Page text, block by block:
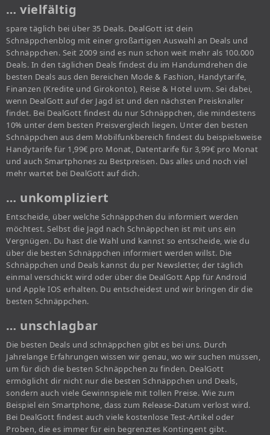
… vielfältig
spare täglich bei über 35 Deals. DealGott ist dein
Schnäppchenblog mit einer großartigen Auswahl an Deals und
Schnäppchen. Seit 2009 sind es nun schon weit mehr als 100.000
Deals. In den täglichen Deals findest du im Handumdrehen die
besten Deals aus den Bereichen Mode & Fashion, Handytarife,
Finanzen (Kredite und Girokonto), Reise & Hotel uvm. Sei dabei,
wenn DealGott auf der Jagd ist und den nächsten Preisknaller
findet. Bei DealGott findest du nur Schnäppchen, die mindestens
10% unter dem besten Preisvergleich liegen. Unter den besten
Schnäppchen aus dem Mobilfunkbereich findest du beispielsweise
Handytarife für 1,99€ pro Monat, Datentarife für 3,99€ pro Monat
und auch Smartphones zu Bestpreisen. Das alles und noch viel
mehr wartet bei DealGott auf dich.
… unkompliziert
Entscheide, über welche Schnäppchen du informiert werden
möchtest. Selbst die Jagd nach Schnäppchen ist mit uns ein
Vergnügen. Du hast die Wahl und kannst so entscheide, wie du
über die besten Schnäppchen informiert werden willst. Die
Schnäppchen und Deals kannst du per Newsletter, der täglich
einmal verschickt wird oder über die DealGott App für Android
und Apple IOS erhalten. Du entscheidest und wir bringen dir die
besten Schnäppchen.
… unschlagbar
Die besten Deals und schnäppchen gibt es bei uns. Durch
Jahrelange Erfahrungen wissen wir genau, wo wir suchen müssen,
um für dich die besten Schnäppchen zu finden. DealGott
ermöglicht dir nicht nur die besten Schnäppchen und Deals,
sondern auch viele Gewinnspiele mit tollen Preise. Wie zum
Beispiel ein Smartphone, dass zum Release-Datum verlost wird.
Bei DealGott findest auch viele kostenlose Test-Artikel oder
Proben, die es immer für ein begrenztes Kontingent gibt.